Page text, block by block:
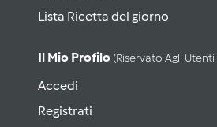
Lista Ricetta del giorno
Il Mio Profilo (riservato Agli Utenti
Accedi
Registrati